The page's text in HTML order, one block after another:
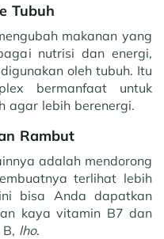
Tubuh
makanan yang
nutrisi dan energi,
oleh tubuh. Itu
bermanfaat untuk
agar lebih berenergi.
Rambut
adalah mendorong
terlihat lebih
bisa Anda dapatkan
kaya vitamin B7 dan
lho.